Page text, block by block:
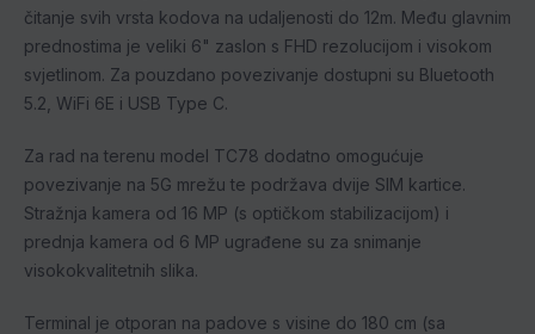
čitanje svih vrsta kodova na udaljenosti do 12m. Među glavnim
prednostima je veliki 6" zaslon s FHD rezolucijom i visokom
svjetlinom. Za pouzdano povezivanje dostupni su Bluetooth
5.2, WiFi 6E i USB Type C.
Za rad na terenu model TC78 dodatno omogućuje
povezivanje na 5G mrežu te podržava dvije SIM kartice.
Stražnja kamera od 16 MP (s optičkom stabilizacijom) i
prednja kamera od 6 MP ugrađene su za snimanje
visokokvalitetnih slika.
Terminal je otporan na padove s visine do 180 cm (sa